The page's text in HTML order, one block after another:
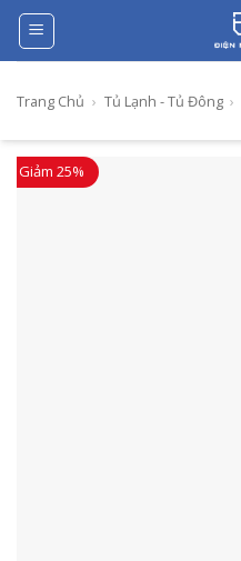
Skip
content
Trang Chủ › Tủ Lạnh - Tủ Đông ›
Giảm 25%